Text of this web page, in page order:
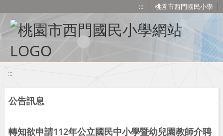
::: 桃園市西門國民小學
:::
公告訊息
轉知欲申請112年公立國民中小學暨幼兒園教師介聘